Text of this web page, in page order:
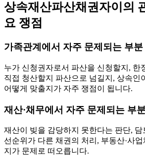
상속재산파산채권자이의
요 쟁점
가족관계에서 자주 문제되는 부분
누가 신청권자로서 파산을 신청할지, 한
직접 청산할지 파산으로 넘길지, 상속인
어떻게 맞출지가 자주 쟁점이 됩니다.
재산·채무에서 자주 문제되는 부
재산이 빚을 감당하지 못한다는 판단,
선순위가 다른 채권의 처리, 부동산·사
지가 문제로 떠오릅니다.